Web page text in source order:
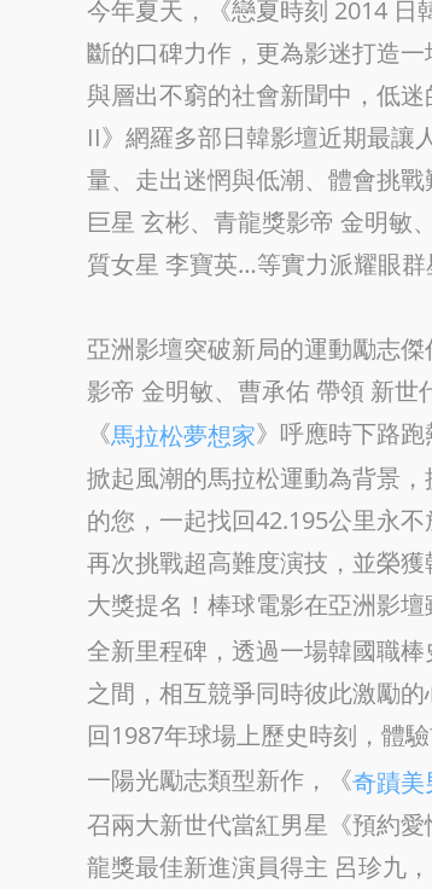
今年夏天，《戀夏時刻 2014 日
斷的口碑力作，更為影迷打造
與層出不窮的社會新聞中，低
II》網羅多部日韓影壇近期最讓
量、走出迷惘與低潮、體會挑
巨星 玄彬、青龍獎影帝 金明敏
質女星 李寶英…等實力派耀眼
亞洲影壇突破新局的運動勵志
影帝 金明敏、曹承佑 帶領 新
《馬拉松夢想家》呼應時下路
掀起風潮的馬拉松運動為背景
的您，一起找回42.195公里永
再次挑戰超高難度演技，並榮
大獎提名！棒球電影在亞洲影
全新里程碑，透過一場韓國職
之間，相互競爭同時彼此激勵
回1987年球場上歷史時刻，體
一陽光勵志類型新作，《奇蹟美
召兩大新世代當紅男星《預約
龍獎最佳新進演員得主 呂珍九